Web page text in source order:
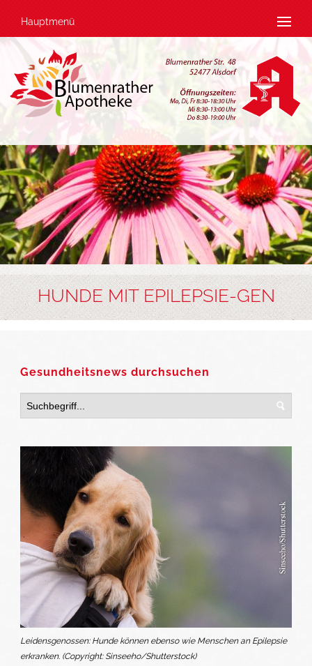
Hauptmenü
HUNDE MIT EPILEPSIE-GEN
Gesundheitsnews durchsuchen
Leidensgenossen: Hunde können ebenso wie Menschen an Epilepsie
erkranken. (Copyright: Sinseeho/Shutterstock)